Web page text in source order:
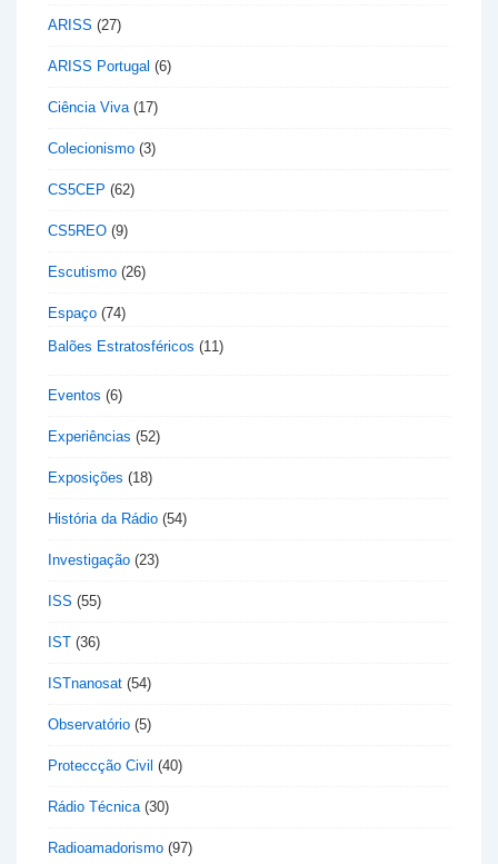
ARISS (27)
ARISS Portugal (6)
Ciência Viva (17)
Colecionismo (3)
CS5CEP (62)
CS5REO (9)
Escutismo (26)
Espaço (74)
Balões Estratosféricos (11)
Eventos (6)
Experiências (52)
Exposições (18)
História da Rádio (54)
Investigação (23)
ISS (55)
IST (36)
ISTnanosat (54)
Observatório (5)
Proteccção Civil (40)
Rádio Técnica (30)
Radioamadorismo (97)